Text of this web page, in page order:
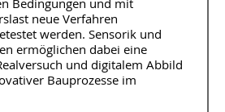
Bedingungen und mit
neue Verfahren
werden. Sensorik und
ermöglichen dabei eine
und digitalem Abbild
Bauprozesse im